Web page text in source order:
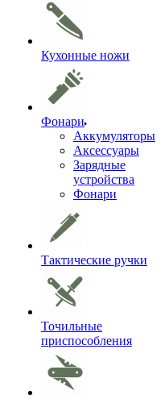
Кухонные ножи
Фонари
Аккумуляторы
Аксессуары
Зарядные
устройства
Фонари
Тактические ручки
Точильные
приспособления